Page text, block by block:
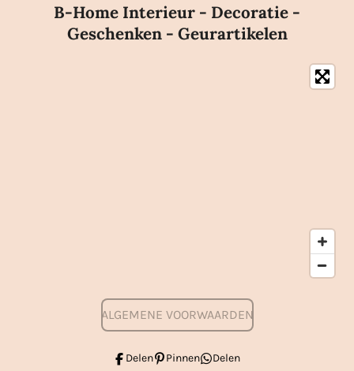
B-Home Interieur - Decoratie -
Geschenken - Geurartikelen
ALGEMENE VOORWAARDEN
Delen Pinnen Delen